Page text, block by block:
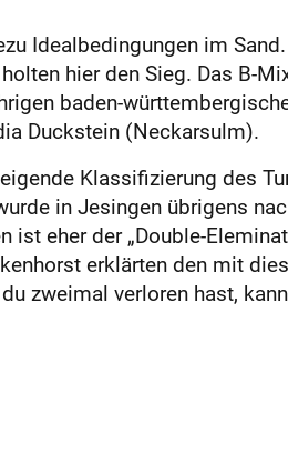
Idealbedingungen im
hier den Sieg. Das B-
baden-
Duckstein (Neckarsulm).
Klassifizierung des
in Jesingen übrigens
ist eher der „Double-
erklärten den mit
zweimal verloren hast,